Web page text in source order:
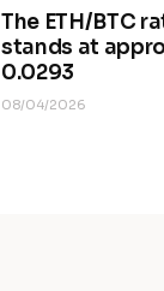
The ETH/BTC
stands at
0.0293
08/04/2026